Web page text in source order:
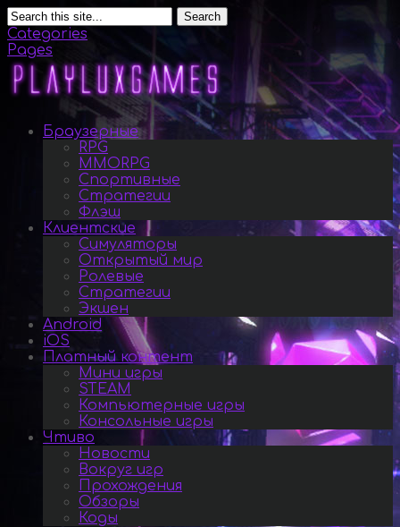
Search
Categories
Pages
Браузерные
RPG
MMORPG
Спортивные
Стратегии
Флэш
Клиентские
Симуляторы
Открытый мир
Ролевые
Стратегии
Экшен
Android
iOS
Платный контент
Мини игры
STEAM
Компьютерные игры
Консольные игры
Чтиво
Новости
Вокруг игр
Прохождения
Обзоры
Коды